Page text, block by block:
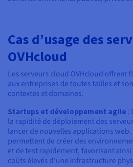
Cas d’usage des
OVHcloud
Les serveurs cloud OVHcloud offrent
aux entreprises de toutes tailles et
contextes et domaines.
Startups et développement agile :
la rapidité de déploiement des
lancer de nouvelles applications web.
permettent de créer des
et de test rapidement, favorisant
coûts élevés d'une infrastructure